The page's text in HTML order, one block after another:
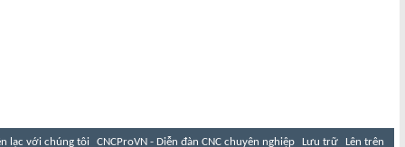
lạc với chúng tôi CNCProVN - Diễn đàn CNC chuyên nghiệp Lưu trữ Lên trên